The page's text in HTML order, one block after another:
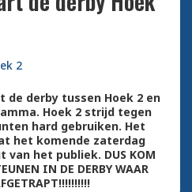
2
de derby tussen Hoek 2 en
Hoek 2 strijd tegen
hard gebruiken. Het
het komende zaterdag
het publiek. DUS KOM
IN DE DERBY WAAR